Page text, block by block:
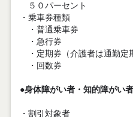
５０パーセント
・乗車券種類
・普通乗車券
・急行券
・定期券（介護者は通勤定
・回数券
●身体障がい者・知的障がい
・割引対象者